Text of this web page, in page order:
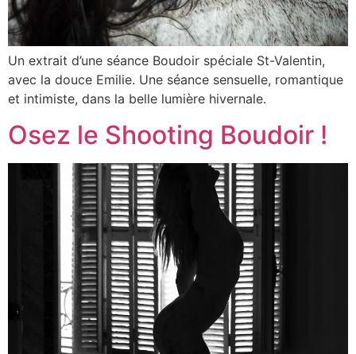
Un extrait d’une séance Boudoir spéciale St-Valentin,
avec la douce Emilie. Une séance sensuelle, romantique
et intimiste, dans la belle lumière hivernale.
Osez le Shooting Boudoir !